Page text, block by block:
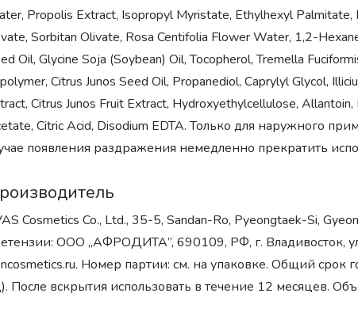
Propolis Extract, Isopropyl Myristate, Ethylhexyl
Sorbitan Olivate, Rosa Centifolia Flower Water, 1,2-
Oil, Glycine Soja (Soybean) Oil, Tocopherol, Tremella
Citrus Junos Seed Oil, Propanediol, Caprylyl Glycol,
Citrus Junos Fruit Extract, Hydroxyethylcellulose,
Citric Acid, Disodium EDTA. Только для наружного
появления раздражения немедленно прекратить
Cosmetics Co., Ltd., 35-5, Sandan-Ro, Pyeongtaek-Si,
ООО „АФРОДИТА”, 690109, РФ, г. Владивосток,
Номер партии: см. на упаковке. Общий срок
После вскрытия использовать в течение 12 месяцев.